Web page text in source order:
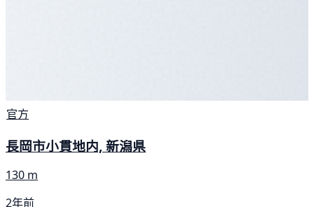
官方
長岡市小貫地内, 新潟県
130 m
2年前